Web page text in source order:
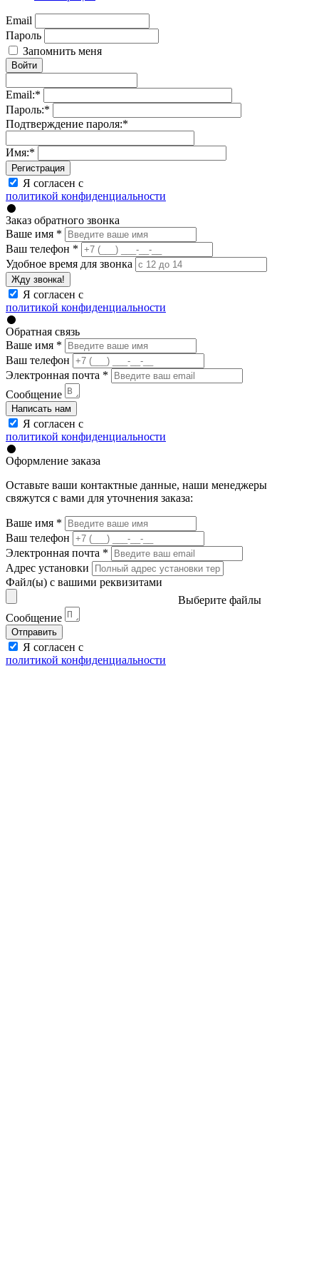
Email
Пароль
Запомнить меня
Войти
Email:*
Пароль:*
Подтверждение пароля:*
Имя:*
Регистрация
Я согласен с
политикой конфиденциальности
Заказ обратного звонка
Ваше имя *
Ваш телефон *
Удобное время для звонка
Жду звонка!
Я согласен с
политикой конфиденциальности
Обратная связь
Ваше имя *
Ваш телефон
Электронная почта *
Сообщение
Написать нам
Я согласен с
политикой конфиденциальности
Оформление заказа
Оставьте ваши контактные данные, наши менеджеры
свяжутся с вами для уточнения заказа:
Ваше имя *
Ваш телефон
Электронная почта *
Адрес установки
Файл(ы) с вашими реквизитами
Выберите файлы
Сообщение
Отправить
Я согласен с
политикой конфиденциальности